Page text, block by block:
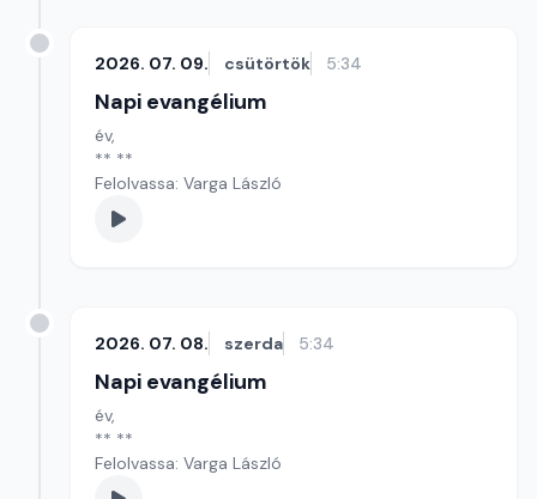
2026. 07. 09. csütörtök 5:34
Napi evangélium
év,
** **
Felolvassa: Varga László
2026. 07. 08. szerda 5:34
Napi evangélium
év,
** **
Felolvassa: Varga László